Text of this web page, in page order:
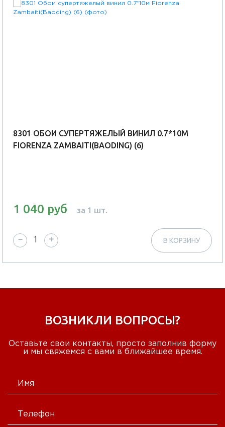
8301 ОБОИ СУПЕРТЯЖЕЛЫЙ ВИНИЛ 0.7*10М
FIORENZA ZAMBAITI(BAODING) (6)
1 040 руб за 1 шт.
− + В КОРЗИНУ
ВОЗНИКЛИ ВОПРОСЫ?
Оставьте свои контакты, просто заполнив форму
и мы свяжемся с вами в ближайшее время.